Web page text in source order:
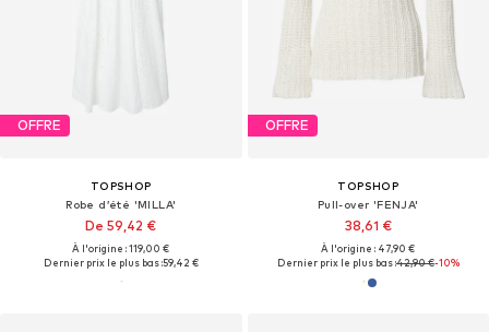
OFFRE
TOPSHOP
Robe d’été 'MILLA'
De 59,42 €
À l'origine : 119,00 €
Dernier prix le plus bas :59,42 €
OFFRE
TOPSHOP
Pull-over 'FENJA'
38,61 €
À l'origine : 47,90 €
Dernier prix le plus bas :42,90 €-10%